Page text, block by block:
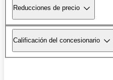
Reducciones de precio
Calificación del concesionario